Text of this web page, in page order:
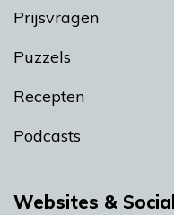
Prijsvragen
Puzzels
Recepten
Podcasts
Websites & Social